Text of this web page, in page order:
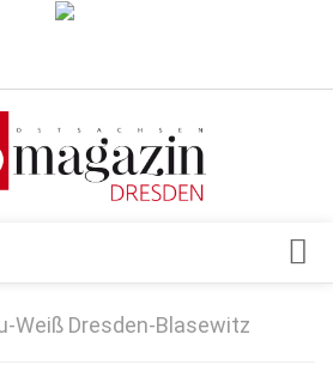
Dresden / Ostsachsen
Weiß Dresden-Blasewitz